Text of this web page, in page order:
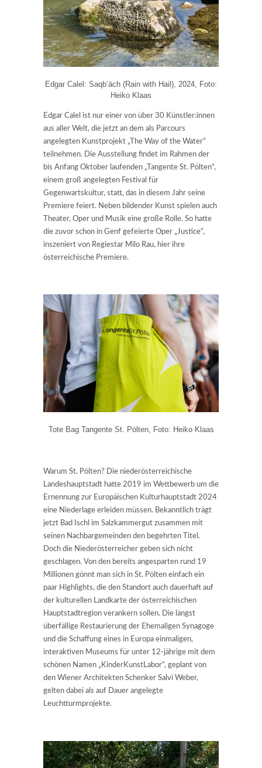
Edgar Calel: Saqb’äch (Rain with Hail), 2024, Foto:
Heiko Klaas
Edgar Calel ist nur einer von über 30 Künstler:innen
aus aller Welt, die jetzt an dem als Parcours
angelegten Kunstprojekt „The Way of the Water“
teilnehmen. Die Ausstellung findet im Rahmen der
bis Anfang Oktober laufenden „Tangente St. Pölten“,
einem groß angelegten Festival für
Gegenwartskultur, statt, das in diesem Jahr seine
Premiere feiert. Neben bildender Kunst spielen auch
Theater, Oper und Musik eine große Rolle. So hatte
die zuvor schon in Genf gefeierte Oper „Justice“,
inszeniert von Regiestar Milo Rau, hier ihre
österreichische Premiere.
Tote Bag Tangente St. Pölten, Foto: Heiko Klaas
Warum St. Pölten? Die niederösterreichische
Landeshauptstadt hatte 2019 im Wettbewerb um die
Ernennung zur Europäischen Kulturhauptstadt 2024
eine Niederlage erleiden müssen. Bekanntlich trägt
jetzt Bad Ischl im Salzkammergut zusammen mit
seinen Nachbargemeinden den begehrten Titel.
Doch die Niederösterreicher geben sich nicht
geschlagen. Von den bereits angesparten rund 19
Millionen gönnt man sich in St. Pölten einfach ein
paar Highlights, die den Standort auch dauerhaft auf
der kulturellen Landkarte der österreichischen
Hauptstadtregion verankern sollen. Die längst
überfällige Restaurierung der Ehemaligen Synagoge
und die Schaffung eines in Europa einmaligen,
interaktiven Museums für unter 12-jährige mit dem
schönen Namen „KinderKunstLabor“, geplant von
den Wiener Architekten Schenker Salvi Weber,
gelten dabei als auf Dauer angelegte
Leuchtturmprojekte.